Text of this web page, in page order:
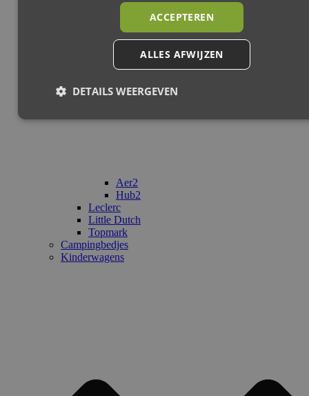
Aer2
Hub2
Leclerc
Little Dutch
Topmark
Campingbedjes
Kinderwagens
ACCEPTEREN
ALLES AFWIJZEN
DETAILS WEERGEVEN